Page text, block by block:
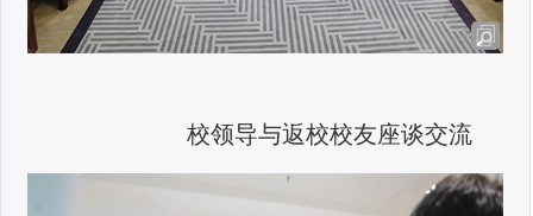
校领导与返校校友座谈交流